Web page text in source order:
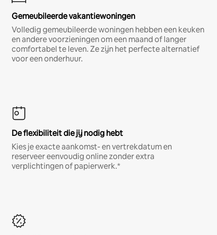
Gemeubileerde vakantiewoningen
Volledig gemeubileerde woningen hebben een keuken
en andere voorzieningen om een maand of langer
comfortabel te leven. Ze zijn het perfecte alternatief
voor een onderhuur.
De flexibiliteit die jij nodig hebt
Kies je exacte aankomst- en vertrekdatum en
reserveer eenvoudig online zonder extra
verplichtingen of papierwerk.*